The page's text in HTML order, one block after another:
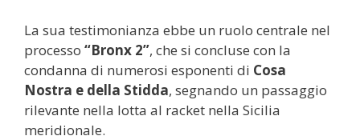
La sua testimonianza ebbe un ruolo centrale nel
processo “Bronx 2”, che si concluse con la
condanna di numerosi esponenti di Cosa
Nostra e della Stidda, segnando un passaggio
rilevante nella lotta al racket nella Sicilia
meridionale.